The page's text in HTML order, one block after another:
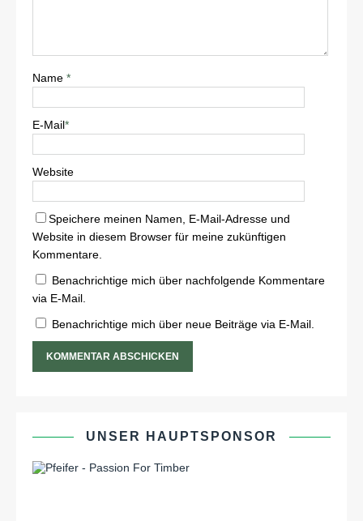
Name *
E-Mail*
Website
Speichere meinen Namen, E-Mail-Adresse und
Website in diesem Browser für meine zukünftigen
Kommentare.
Benachrichtige mich über nachfolgende Kommentare
via E-Mail.
Benachrichtige mich über neue Beiträge via E-Mail.
UNSER HAUPTSPONSOR